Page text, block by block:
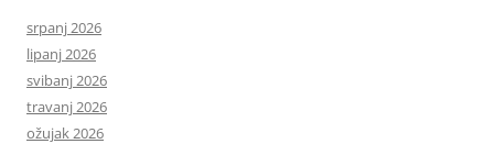
srpanj 2026
lipanj 2026
svibanj 2026
travanj 2026
ožujak 2026